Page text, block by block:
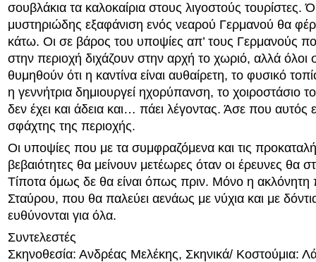
σουβλάκια τα καλοκαίρια στους λιγοστούς τουρίστες.
μυστηριώδης εξαφάνιση ενός νεαρού Γερμανού θα
κάτω. Οι σε βάρος του υποψίες απ’ τους Γερμανούς
στην περιοχή διχάζουν στην αρχή το χωριό, αλλά όλοι
θυμηθούν ότι η καντίνα είναι αυθαίρετη, το φυσικό
η γεννήτρια δημιουργεί ηχορύπανση, το χοιροστάσιο
δεν έχει και άδεια και… πάει λέγοντας. Άσε που αυτός
σφάχτης της περιοχής.
Οι υποψίες που με τα συμφραζόμενα και τις
βεβαιότητες θα μείνουν μετέωρες όταν οι έρευνες θα
Τίποτα όμως δε θα είναι όπως πριν. Μόνο η ακλόνητη
Σταύρου, που θα παλεύει αενάως με νύχια και με
ευθύνονται για όλα.
Συντελεστές
Σκηνοθεσία: Ανδρέας Μελέκης, Σκηνικά/ Κοστούμια: